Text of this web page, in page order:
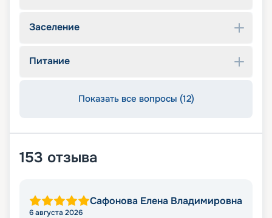
Заселение
Питание
Показать все вопросы (12)
153 отзыва
Сафонова Елена Владимировна
6 августа 2026